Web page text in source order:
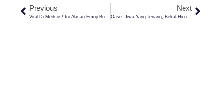
Previous Next
Oase: Jiwa Yang Tenang, Bekal Hidup Menghadap Alloh